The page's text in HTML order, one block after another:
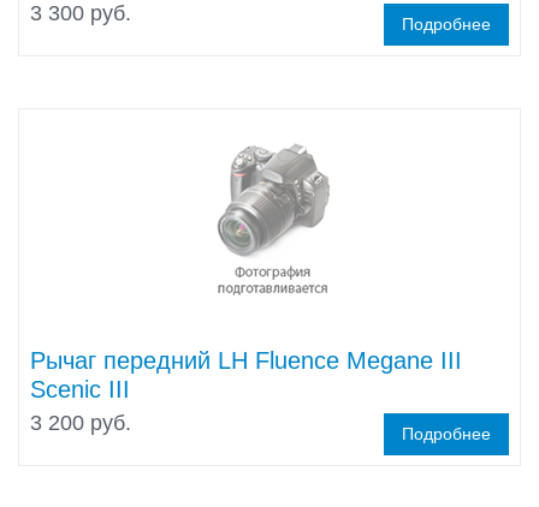
3 300 руб. Подробнее
Рычаг передний LH Fluence Megane III
Scenic III
3 200 руб. Подробнее